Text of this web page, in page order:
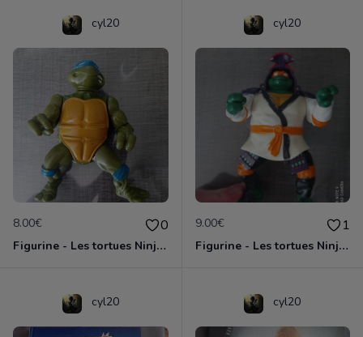
cyl20
8.00€ 0
Figurine - Les tortues Ninja - Leonardo
cyl20
9.00€ 1
Figurine - Les tortues Ninja - Michelangelo
cyl20 cyl20